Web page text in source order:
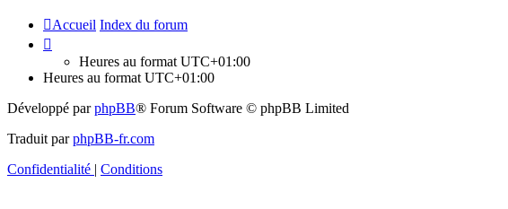
Accueil Index du forum
Heures au format UTC+01:00
Heures au format UTC+01:00
Développé parphpBB® Forum Software © phpBB Limited
Traduit parphpBB-fr.com
Confidentialité | Conditions